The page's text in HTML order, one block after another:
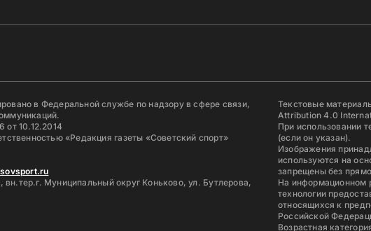
в Федеральной службе по надзору в сфере связи,
10.12.2014
«Редакция газеты «Советский спорт»
Муниципальный округ Коньково, ул. Бутлерова,
Текстовые
Attribution 4.0
При использовании
(если он указан).
Изображения
используются на
запрещены без
На информационном
технологии
относящихся к
Российской
Возрастная